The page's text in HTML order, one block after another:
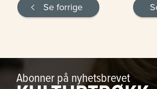
Se forrige
Abonner på nyhetsbrevet